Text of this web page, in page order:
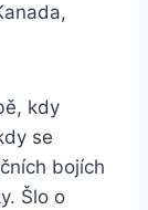
kdy
se
bojích
Šlo o